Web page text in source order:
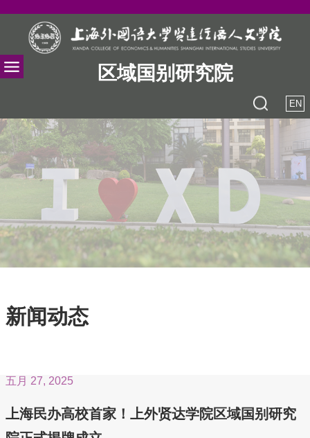
区域国别研究院
EN
新闻动态
五月 27, 2025
上海民办高校首家！上外贤达学院区域国别研究